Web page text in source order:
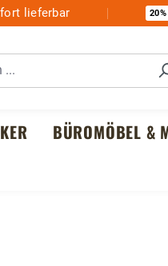
lieferbar 20%
BÜROMÖBEL &